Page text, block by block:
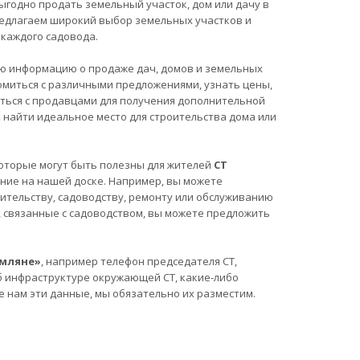
продать земельный участок, дом или дачу в
широкий выбор земельных участков и
садовода.
информацию о продаже дач, домов и земельных
с различными предложениями, узнать цены,
с продавцами для получения дополнительной
идеальное место для строительства дома или
могут быть полезны для жителей СТ
на нашей доске. Например, вы можете
садоводству, ремонту или обслуживанию
с садоводством, вы можете предложить
, например телефон председателя СТ,
окружающей СТ, какие-либо
нам эти данные, мы обязательно их разместим.